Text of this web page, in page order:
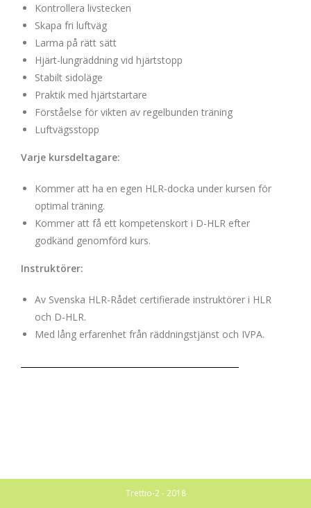
Kontrollera livstecken
Skapa fri luftväg
Larma på rätt sätt
Hjärt-lungräddning vid hjärtstopp
Stabilt sidoläge
Praktik med hjärtstartare
Förståelse för vikten av regelbunden träning
Luftvägsstopp
Varje kursdeltagare:
Kommer att ha en egen HLR-docka under kursen för
optimal träning.
Kommer att få ett kompetenskort i D-HLR efter
godkänd genomförd kurs.
Instruktörer:
Av Svenska HLR-Rådet certifierade instruktörer i HLR
och D-HLR.
Med lång erfarenhet från räddningstjänst och IVPA.
Trettio-2 - 2018